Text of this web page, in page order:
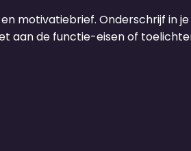
motivatiebrief. Onderschrijf in
aan de functie-eisen of